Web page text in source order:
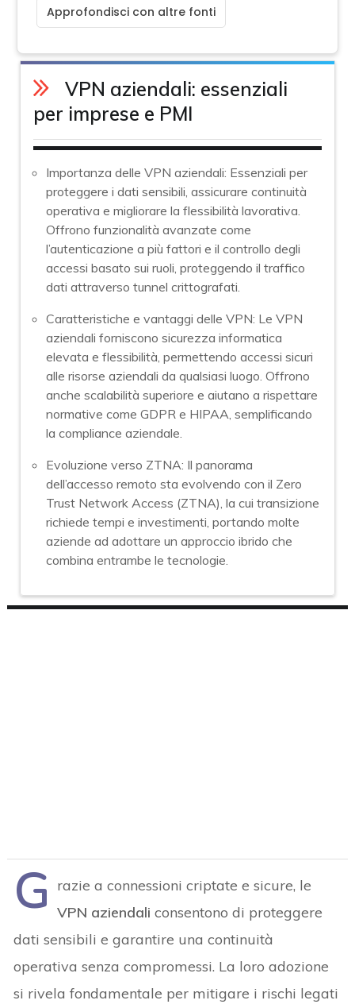
Approfondisci con altre fonti
VPN aziendali: essenziali
per imprese e PMI
Importanza delle VPN aziendali: Essenziali per
proteggere i dati sensibili, assicurare continuità
operativa e migliorare la flessibilità lavorativa.
Offrono funzionalità avanzate come
l’autenticazione a più fattori e il controllo degli
accessi basato sui ruoli, proteggendo il traffico
dati attraverso tunnel crittografati.
Caratteristiche e vantaggi delle VPN: Le VPN
aziendali forniscono sicurezza informatica
elevata e flessibilità, permettendo accessi sicuri
alle risorse aziendali da qualsiasi luogo. Offrono
anche scalabilità superiore e aiutano a rispettare
normative come GDPR e HIPAA, semplificando
la compliance aziendale.
Evoluzione verso ZTNA: Il panorama
dell’accesso remoto sta evolvendo con il Zero
Trust Network Access (ZTNA), la cui transizione
richiede tempi e investimenti, portando molte
aziende ad adottare un approccio ibrido che
combina entrambe le tecnologie.
G
razie a connessioni criptate e sicure, le
VPN aziendali consentono di proteggere
dati sensibili e garantire una continuità
operativa senza compromessi. La loro adozione
si rivela fondamentale per mitigare i rischi legati